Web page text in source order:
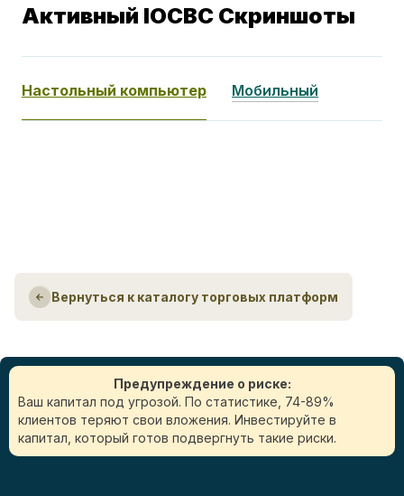
Активный IOCBC Скриншоты
Настольный компьютер Мобильный
Вернуться к каталогу торговых платформ
Предупреждение о риске:
Ваш капитал под угрозой. По статистике, 74-89%
клиентов теряют свои вложения. Инвестируйте в
капитал, который готов подвергнуть такие риски.